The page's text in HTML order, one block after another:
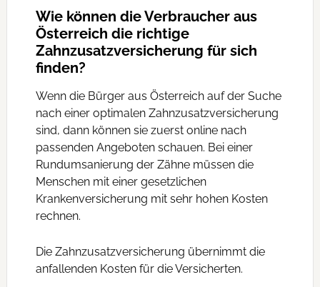
Wie können die Verbraucher aus
Österreich die richtige
Zahnzusatzversicherung für sich
finden?
Wenn die Bürger aus Österreich auf der Suche
nach einer optimalen Zahnzusatzversicherung
sind, dann können sie zuerst online nach
passenden Angeboten schauen. Bei einer
Rundumsanierung der Zähne müssen die
Menschen mit einer gesetzlichen
Krankenversicherung mit sehr hohen Kosten
rechnen.
Die Zahnzusatzversicherung übernimmt die
anfallenden Kosten für die Versicherten.